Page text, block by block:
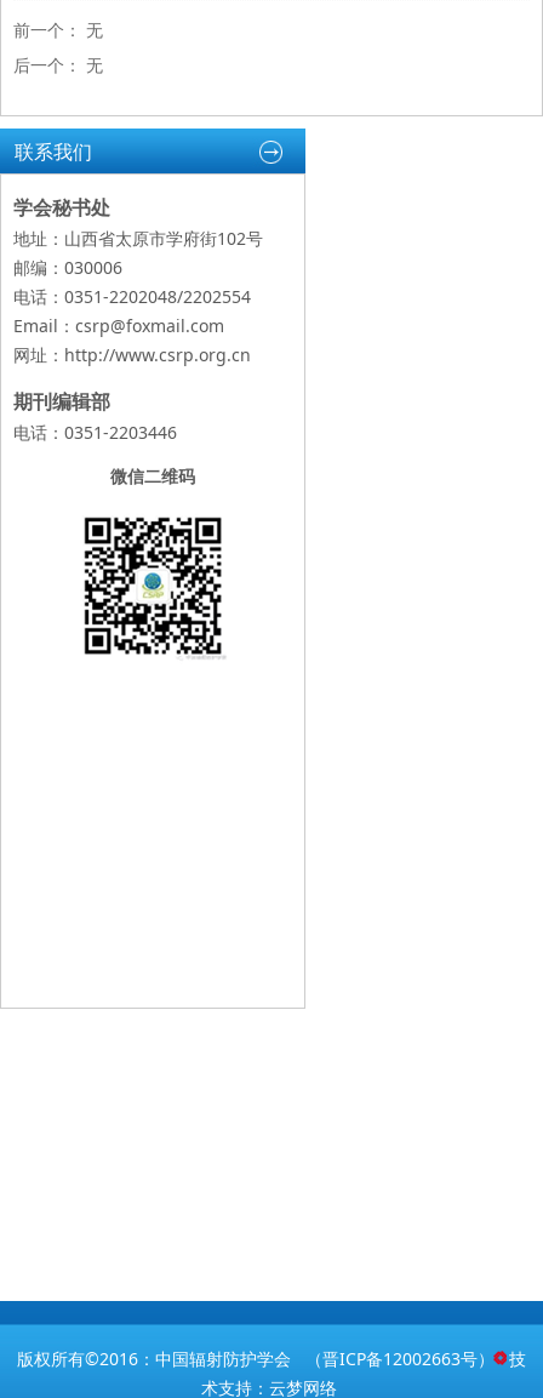
联系我们
学会秘书处
地址：山西省太原市学府街102号
邮编：030006
电话：0351-2202048/2202554
Email：csrp@foxmail.com
网址： http://www.csrp.org.cn
期刊编辑部
电话：0351-2203446
微信二维码
前一个：
无
后一个：
无
版权所有©2016：中国辐射防护学会 （晋ICP备12002663号） 技
术支持：云梦网络